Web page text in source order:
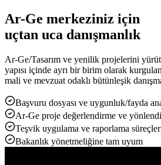
Ar-Ge merkeziniz için
uçtan uca danışmanlık
Ar-Ge/Tasarım ve yenilik projelerini
yapısı içinde ayrı bir birim olarak
mali ve mevzuat odaklı bütünleşik
Başvuru dosyası ve uygunluk/fayda
Ar-Ge proje değerlendirme ve
Teşvik uygulama ve raporlama
Bakanlık yönetmeliğine tam uyum